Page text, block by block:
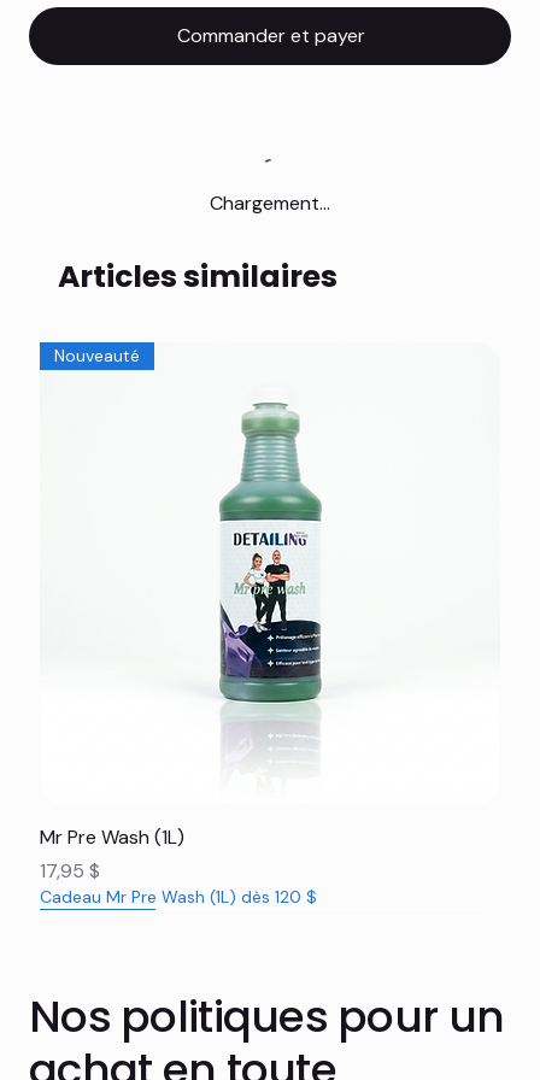
Commander et payer
Chargement...
Articles similaires
Nouveauté
Mr Pre Wash (1L)
Prix
17,95 $
Cadeau Mr Pre Wash (1L) dès 120 $
Nos politiques pour un